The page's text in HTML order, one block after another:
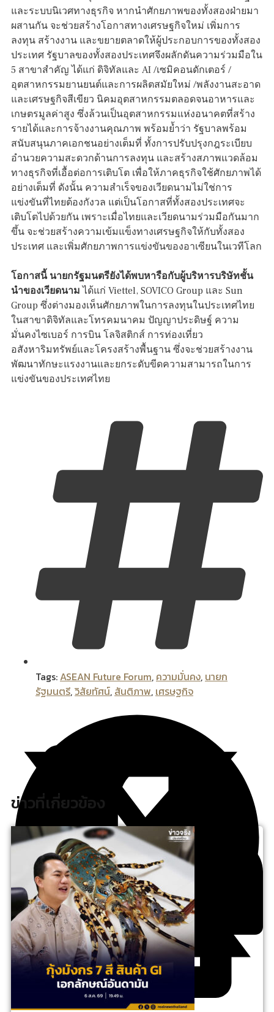
และระบบนิเวศทางธุรกิจ หากนำศักยภาพของทั้งสองฝ่ายมา
ผสานกัน จะช่วยสร้างโอกาสทางเศรษฐกิจใหม่ เพิ่มการ
ลงทุน สร้างงาน และขยายตลาดให้ผู้ประกอบการของทั้งสอง
ประเทศ รัฐบาลของทั้งสองประเทศจึงผลักดันความร่วมมือใน
5 สาขาสำคัญ ได้แก่ ดิจิทัลและ AI /เซมิคอนดักเตอร์ /
อุตสาหกรรมยานยนต์และการผลิตสมัยใหม่ /พลังงานสะอาด
และเศรษฐกิจสีเขียว นิคมอุตสาหกรรมตลอดจนอาหารและ
เกษตรมูลค่าสูง ซึ่งล้วนเป็นอุตสาหกรรมแห่งอนาคตที่สร้าง
รายได้และการจ้างงานคุณภาพ พร้อมย้ำว่า รัฐบาลพร้อม
สนับสนุนภาคเอกชนอย่างเต็มที่ ทั้งการปรับปรุงกฎระเบียบ
อำนวยความสะดวกด้านการลงทุน และสร้างสภาพแวดล้อม
ทางธุรกิจที่เอื้อต่อการเติบโต เพื่อให้ภาคธุรกิจใช้ศักยภาพได้
อย่างเต็มที่ ดังนั้น ความสำเร็จของเวียดนามไม่ใช่การ
แข่งขันที่ไทยต้องกังวล แต่เป็นโอกาสที่ทั้งสองประเทศจะ
เติบโตไปด้วยกัน เพราะเมื่อไทยและเวียดนามร่วมมือกันมาก
ขึ้น จะช่วยสร้างความเข้มแข็งทางเศรษฐกิจให้กับทั้งสอง
ประเทศ และเพิ่มศักยภาพการแข่งขันของอาเซียนในเวทีโลก
โอกาสนี้ นายกรัฐมนตรียังได้พบหารือกับผู้บริหารบริษัทชั้น
นำของเวียดนาม ได้แก่ Viettel, SOVICO Group และ Sun
Group ซึ่งต่างมองเห็นศักยภาพในการลงทุนในประเทศไทย
ในสาขาดิจิทัลและโทรคมนาคม ปัญญาประดิษฐ์ ความ
มั่นคงไซเบอร์ การบิน โลจิสติกส์ การท่องเที่ยว
อสังหาริมทรัพย์และโครงสร้างพื้นฐาน ซึ่งจะช่วยสร้างงาน
พัฒนาทักษะแรงงานและยกระดับขีดความสามารถในการ
แข่งขันของประเทศไทย
Tags: ASEAN Future Forum, ความมั่นคง, นายก
รัฐมนตรี,วิสัยทัศน์, สันติภาพ, เศรษฐกิจ
ข่าวที่เกี่ยวข้อง